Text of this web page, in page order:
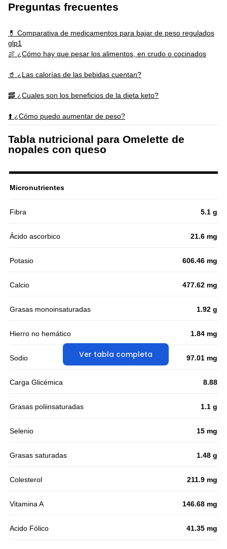
Preguntas frecuentes
💊 Comparativa de medicamentos para bajar de peso regulados
glp1
🍖 ¿Cómo hay que pesar los alimentos, en crudo o cocinados
🥤 ¿Las calorías de las bebidas cuentan?
🥓 ¿Cuales son los beneficios de la dieta keto?
⬆️ ¿Cómo puedo aumentar de peso?
Tabla nutricional para Omelette de
nopales con queso
Ver tabla completa
Micronutrientes
Fibra 5.1 g
Ácido ascorbico 21.6 mg
Potasio 606.46 mg
Calcio 477.62 mg
Grasas monoinsaturadas 1.92 g
Hierro no hemático 1.84 mg
Sodio 97.01 mg
Carga Glicémica 8.88
Grasas poliinsaturadas 1.1 g
Selenio 15 mg
Grasas saturadas 1.48 g
Colesterol 211.9 mg
Vitamina A 146.68 mg
Acido Fólico 41.35 mg